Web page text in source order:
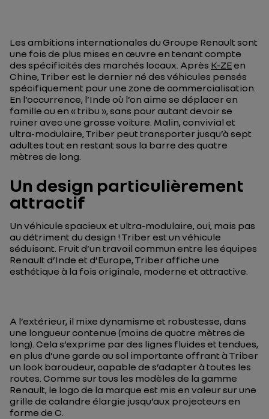
Les ambitions internationales du Groupe Renault sont
une fois de plus mises en œuvre en tenant compte
des spécificités des marchés locaux. Après K-ZEen
Chine, Triber est le dernier né des véhicules pensés
spécifiquement pour une zone de commercialisation.
En l’occurrence, l’Inde où l’on aime se déplacer en
famille ou en « tribu », sans pour autant devoir se
ruiner avec une grosse voiture. Malin, convivial et
ultra-modulaire, Triber peut transporter jusqu’à sept
adultes tout en restant sous la barre des quatre
mètres de long.
Un design particulièrement
attractif
Un véhicule spacieux et ultra-modulaire, oui, mais pas
au détriment du design ! Triber est un véhicule
séduisant. Fruit d’un travail commun entre les équipes
Renault d’Inde et d’Europe, Triber affiche une
esthétique à la fois originale, moderne et attractive.
A l’extérieur, il mixe dynamisme et robustesse, dans
une longueur contenue (moins de quatre mètres de
long). Cela s’exprime par des lignes fluides et tendues,
en plus d’une garde au sol importante offrant à Triber
un look baroudeur, capable de s’adapter à toutes les
routes. Comme sur tous les modèles de la gamme
Renault, le logo de la marque est mis en valeur sur une
grille de calandre élargie jusqu’aux projecteurs en
forme de C.